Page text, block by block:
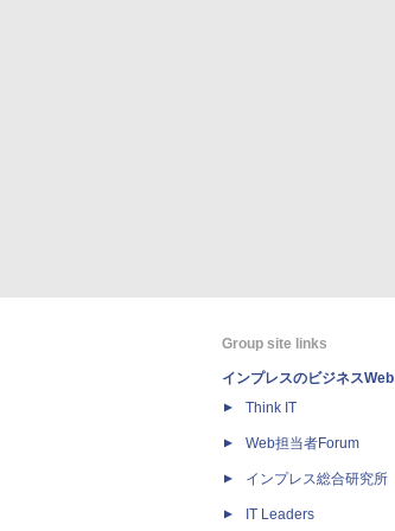
Group site links
インプレスのビジネスWeb
Think IT
Web担当者Forum
インプレス総合研究所
IT Leaders